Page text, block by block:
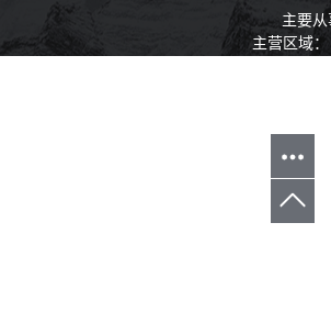
主要
主营区域